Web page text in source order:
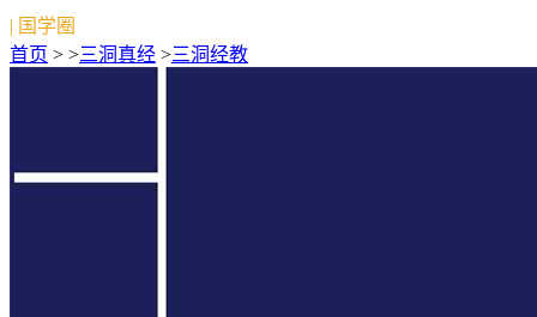
| 国学圈
首页 > >三洞真经 >三洞经教